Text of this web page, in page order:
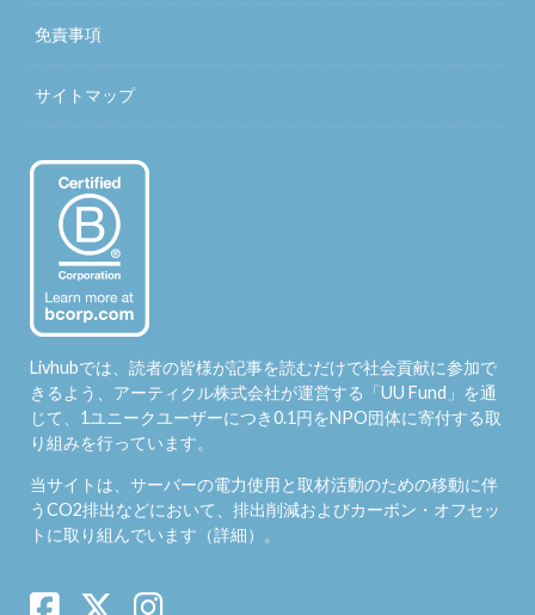
免責事項
サイトマップ
Livhubでは、読者の皆様が記事を読むだけで社会貢献に参加で
きるよう、アーティクル株式会社が運営する「UU Fund 」を通
じて、1ユニークユーザーにつき0.1円をNPO団体に寄付する取
り組みを行っています。
当サイトは、サーバーの電力使用と取材活動のための移動に伴
うCO2排出などにおいて、排出削減およびカーボン・オフセッ
トに取り組んでいます（詳細）。